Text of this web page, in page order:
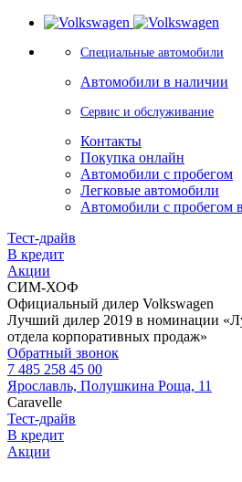
Специальные автомобили
Автомобили в наличии
Сервис и обслуживание
Контакты
Покупка онлайн
Автомобили с пробегом
Легковые автомобили
Автомобили с пробегом
Тест-драйв
В кредит
Акции
СИМ-ХОФ
Официальный дилер Volkswagen
Лучший дилер 2019 в номинации
отдела корпоративных продаж»
Обратный звонок
7 485 258 45 00
Ярославль, Полушкина Роща, 11
Caravelle
Тест-драйв
В кредит
Акции